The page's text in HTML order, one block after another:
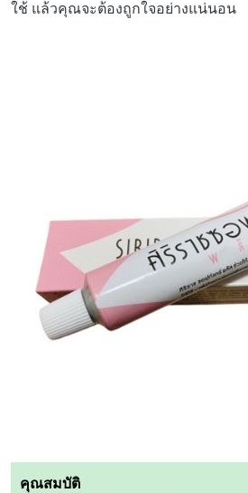
ใช้ แล้วคุณจะต้องถูกใจอย่างแน่นอน
คุณสมบัติ